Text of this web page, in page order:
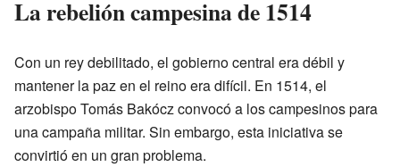
La rebelión campesina de 1514
Con un rey debilitado, el gobierno central era débil y
mantener la paz en el reino era difícil. En 1514, el
arzobispo Tomás Bakócz convocó a los campesinos para
una campaña militar. Sin embargo, esta iniciativa se
convirtió en un gran problema.